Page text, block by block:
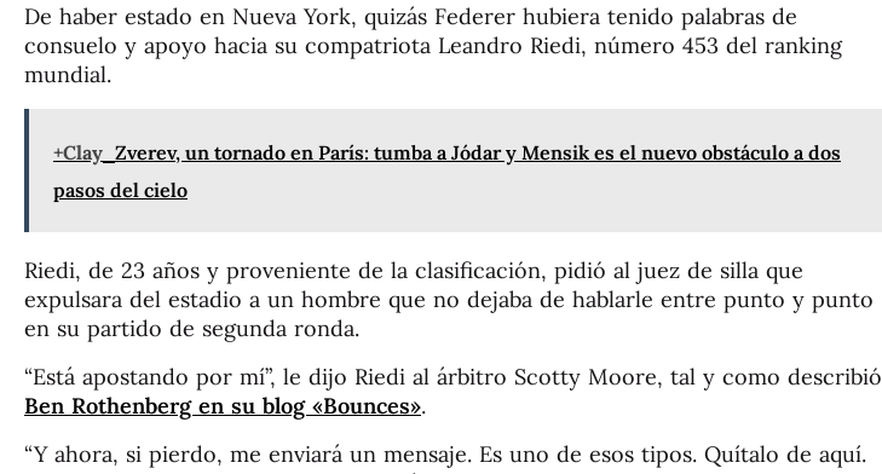
De haber estado en Nueva York, quizás Federer hubiera tenido palabras de
consuelo y apoyo hacia su compatriota Leandro Riedi, número 453 del ranking
mundial.
+Clay Zverev, un tornado en París: tumba a Jódar y Mensik es el nuevo obstáculo a dos
pasos del cielo
Riedi, de 23 años y proveniente de la clasificación, pidió al juez de silla que
expulsara del estadio a un hombre que no dejaba de hablarle entre punto y punto
en su partido de segunda ronda.
“Está apostando por mí”, le dijo Riedi al árbitro Scotty Moore, tal y como describió
Ben Rothenberg en su blog «Bounces».
“Y ahora, si pierdo, me enviará un mensaje. Es uno de esos tipos. Quítalo de aquí.